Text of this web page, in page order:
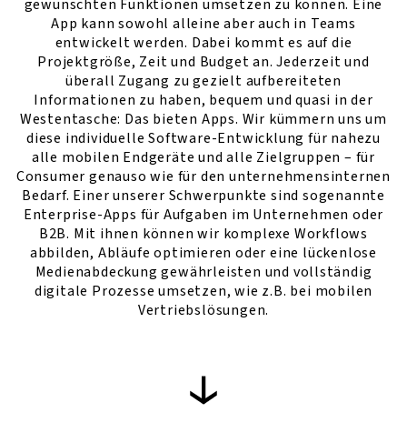
gewünschten Funktionen umsetzen zu können. Eine
App kann sowohl alleine aber auch in Teams
entwickelt werden. Dabei kommt es auf die
Projektgröße, Zeit und Budget an. Jederzeit und
überall Zugang zu gezielt aufbereiteten
Informationen zu haben, bequem und quasi in der
Westentasche: Das bieten Apps. Wir kümmern uns um
diese individuelle Software-Entwicklung für nahezu
alle mobilen Endgeräte und alle Zielgruppen – für
Consumer genauso wie für den unternehmensinternen
Bedarf. Einer unserer Schwerpunkte sind sogenannte
Enterprise-Apps für Aufgaben im Unternehmen oder
B2B. Mit ihnen können wir komplexe Workflows
abbilden, Abläufe optimieren oder eine lückenlose
Medienabdeckung gewährleisten und vollständig
digitale Prozesse umsetzen, wie z.B. bei mobilen
Vertriebslösungen.